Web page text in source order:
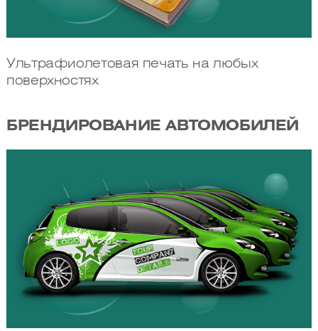
Ультрафиолетовая печать на любых
поверхностях
БРЕНДИРОВАНИЕ АВТОМОБИЛЕЙ